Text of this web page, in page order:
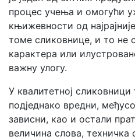
процес учења и омогући
књижевности од
томе сликовнице, и то не
карактера или
важну улогу.
У квалитетној
подједнако вредни,
зависни, као и остали
величина слова,